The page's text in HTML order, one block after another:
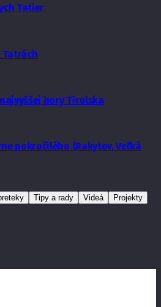
Tatier
Tatrách
hory Tirolska
pokročilého (Rakytov, Veľká
Tipy a rady Videá
Projekty